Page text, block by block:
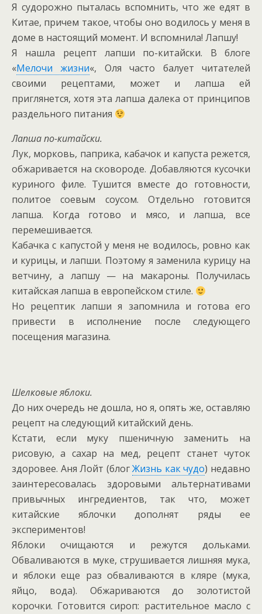
Я судорожно пыталась вспомнить, что же едят в
Китае, причем такое, чтобы оно водилось у меня в
доме в настоящий момент. И вспомнила! Лапшу!
Я нашла рецепт лапши по-китайски. В блоге
«Мелочи жизни«, Оля часто балует читателей
своими рецептами, может и лапша ей
приглянется, хотя эта лапша далека от принципов
раздельного питания
Лапша по-китайски.
Лук, морковь, паприка, кабачок и капуста режется,
обжаривается на сковороде. Добавляются кусочки
куриного филе. Тушится вместе до готовности,
политое соевым соусом. Отдельно готовится
лапша. Когда готово и мясо, и лапша, все
перемешивается.
Кабачка с капустой у меня не водилось, ровно как
и курицы, и лапши. Поэтому я заменила курицу на
ветчину, а лапшу — на макароны. Получилась
китайская лапша в европейском стиле.
Но рецептик лапши я запомнила и готова его
привести в исполнение после следующего
посещения магазина.
Шелковые яблоки.
До них очередь не дошла, но я, опять же, оставляю
рецепт на следующий китайский день.
Кстати, если муку пшеничную заменить на
рисовую, а сахар на мед, рецепт станет чуток
здоровее. Аня Лойт (блогЖизнь как чудо) недавно
заинтересовалась здоровыми альтернативами
привычных ингредиентов, так что, может
китайские яблочки дополнят ряды ее
экспериментов!
Яблоки очищаются и режутся дольками.
Обваливаются в муке, струшивается лишняя мука,
и яблоки еще раз обваливаются в кляре (мука,
яйцо, вода). Обжариваются до золотистой
корочки. Готовится сироп: растительное масло с